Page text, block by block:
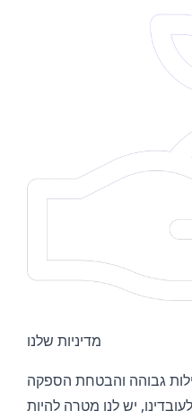
מדיניות שלנו
גבוהה והבטחת הספקה
יש לנו מטרה להיות